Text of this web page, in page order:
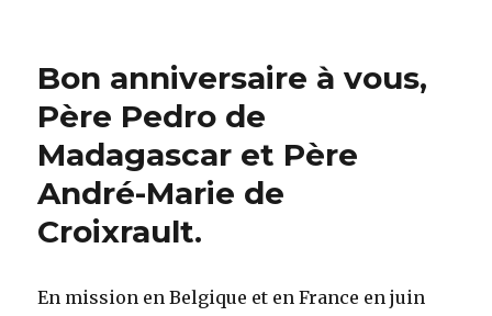
Bon anniversaire à vous,
Père Pedro de
Madagascar et Père
André-Marie de
Croixrault.
En mission en Belgique et en France en juin